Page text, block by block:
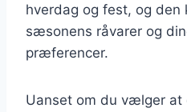
hverdag og fest, og den
sæsonens råvarer og
præferencer.
Uanset om du vælger at